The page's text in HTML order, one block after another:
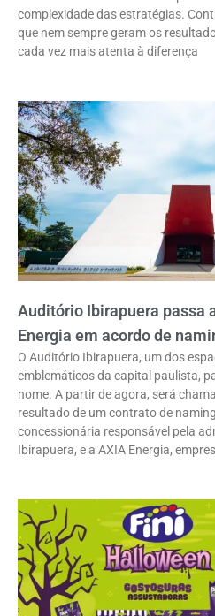
complexidade das estratégias.
que nem sempre geram os
cada vez mais atenta à diferença
Auditório Ibirapuera passa
Energia em acordo de
O Auditório Ibirapuera, um dos
emblemáticos da capital paulista,
nome. A partir de agora, será
resultado de um contrato de
concessionária responsável pela
Ibirapuera, e a AXIA Energia,